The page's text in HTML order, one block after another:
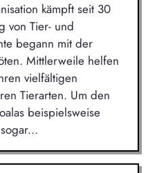
kämpft seit 30
von Tier- und
begann mit der
Mittlerweile helfen
vielfältigen
Tierarten. Um den
beispielsweise